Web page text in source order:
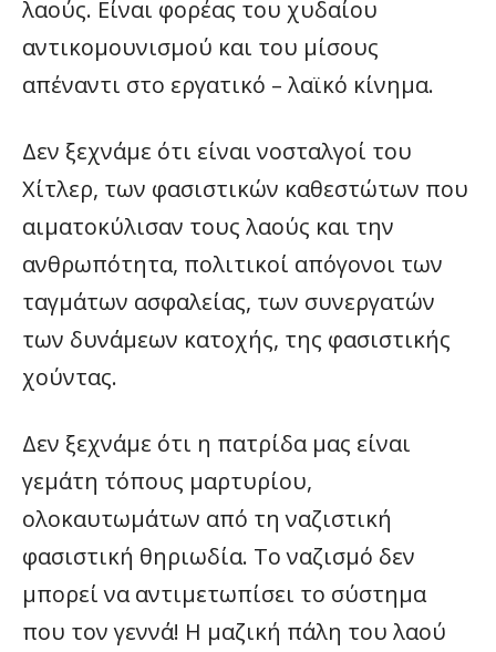
λαούς. Είναι φορέας του χυδαίου
αντικομουνισμού και του μίσους
απέναντι στο εργατικό – λαϊκό κίνημα.
Δεν ξεχνάμε ότι είναι νοσταλγοί του
Χίτλερ, των φασιστικών καθεστώτων που
αιματοκύλισαν τους λαούς και την
ανθρωπότητα, πολιτικοί απόγονοι των
ταγμάτων ασφαλείας, των συνεργατών
των δυνάμεων κατοχής, της φασιστικής
χούντας.
Δεν ξεχνάμε ότι η πατρίδα μας είναι
γεμάτη τόπους μαρτυρίου,
ολοκαυτωμάτων από τη ναζιστική
φασιστική θηριωδία. Το ναζισμό δεν
μπορεί να αντιμετωπίσει το σύστημα
που τον γεννά! Η μαζική πάλη του λαού